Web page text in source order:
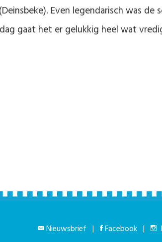
Even legendarisch was
gaat het er gelukkig heel wat
Nieuwsbrief | Facebook |